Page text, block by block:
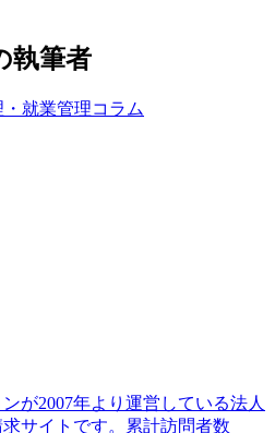
執筆者
就業管理コラム
が2007年より運営している法人
サイトです。累計訪問者数